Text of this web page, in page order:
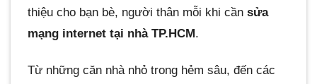
thiệu cho bạn bè, người thân mỗi khi cần sửa
mạng internet tại nhà TP.HCM .
Từ những căn nhà nhỏ trong hẻm sâu, đến các